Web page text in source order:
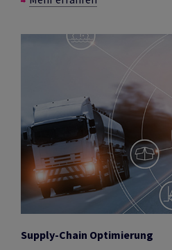
Supply-Chain Optimierung